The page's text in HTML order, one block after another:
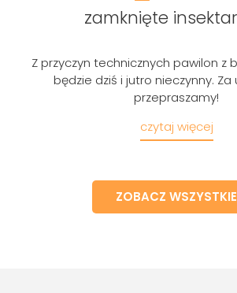
zamknięte
Z przyczyn technicznych pawilon z
będzie dziś i jutro nieczynny.
przepraszamy!
czytaj więcej
ZOBACZ WSZYSTKIE